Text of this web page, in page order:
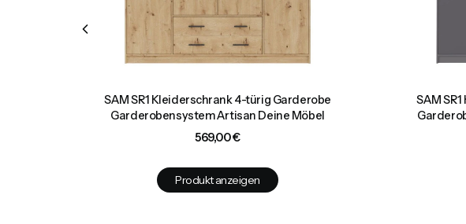
SAM SR1 Kleiderschrank 4-türig Garderobe
Garderobensystem Artisan Deine Möbel
Preis
569,00 €
Produkt anzeigen
SAM